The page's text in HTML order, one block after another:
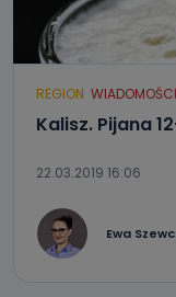
REGION WIADOMOŚCI
Kalisz. Pijana
22.03.2019 16:06
Ewa